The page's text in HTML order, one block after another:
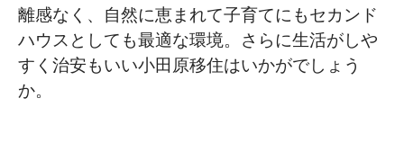
離感なく、自然に恵まれて子育てにもセカンド
ハウスとしても最適な環境。さらに生活がしや
すく治安もいい小田原移住はいかがでしょう
か。